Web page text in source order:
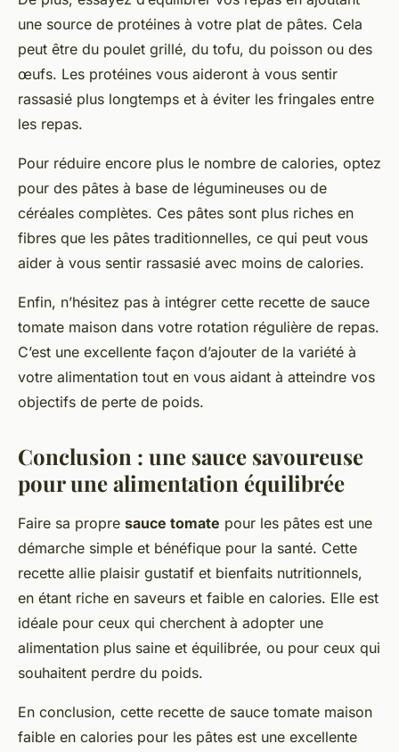
une source de protéines à votre plat de pâtes. Cela
peut être du poulet grillé, du tofu, du poisson ou des
œufs. Les protéines vous aideront à vous sentir
rassasié plus longtemps et à éviter les fringales entre
les repas.
Pour réduire encore plus le nombre de calories, optez
pour des pâtes à base de légumineuses ou de
céréales complètes. Ces pâtes sont plus riches en
fibres que les pâtes traditionnelles, ce qui peut vous
aider à vous sentir rassasié avec moins de calories.
Enfin, n’hésitez pas à intégrer cette recette de sauce
tomate maison dans votre rotation régulière de repas.
C’est une excellente façon d’ajouter de la variété à
votre alimentation tout en vous aidant à atteindre vos
objectifs de perte de poids.
Conclusion : une sauce savoureuse
pour une alimentation équilibrée
Faire sa propre sauce tomate pour les pâtes est une
démarche simple et bénéfique pour la santé. Cette
recette allie plaisir gustatif et bienfaits nutritionnels,
en étant riche en saveurs et faible en calories. Elle est
idéale pour ceux qui cherchent à adopter une
alimentation plus saine et équilibrée, ou pour ceux qui
souhaitent perdre du poids.
En conclusion, cette recette de sauce tomate maison
faible en calories pour les pâtes est une excellente